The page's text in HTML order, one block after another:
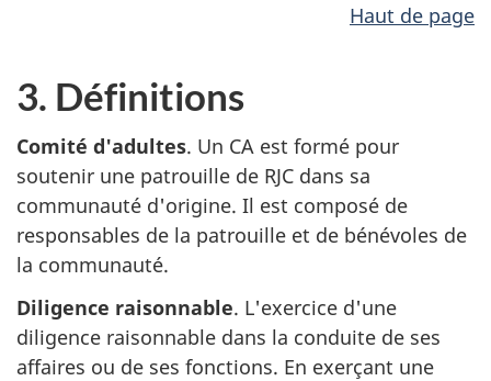
Haut de page
3. Définitions
Comité d'adultes. Un CA est formé pour
soutenir une patrouille de RJC dans sa
communauté d'origine. Il est composé de
responsables de la patrouille et de bénévoles de
la communauté.
Diligence raisonnable. L'exercice d'une
diligence raisonnable dans la conduite de ses
affaires ou de ses fonctions. En exerçant une